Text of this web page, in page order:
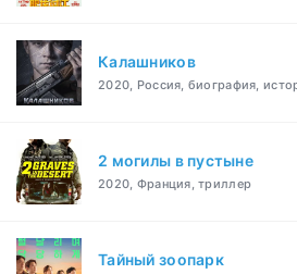
Калашников
2020, Россия, биография,
2 могилы в пустыне
2020, Франция, триллер
Тайный зоопарк